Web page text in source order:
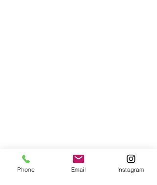
Phone Email Instagram